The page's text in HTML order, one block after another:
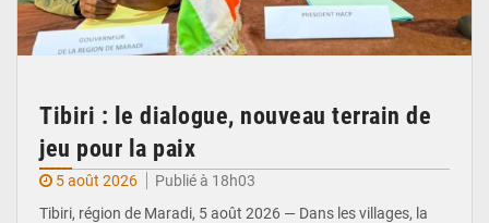
Tibiri : le dialogue, nouveau terrain de
jeu pour la paix
5 août 2026
Publié à 18h03
Tibiri, région de Maradi, 5 août 2026 — Dans les villages, la